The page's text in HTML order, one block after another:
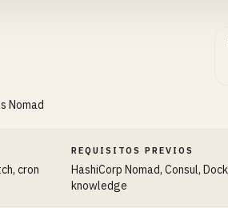
Nomad
cron
REQUISITOS PREVIOS
HashiCorp Nomad, Consul,
knowledge